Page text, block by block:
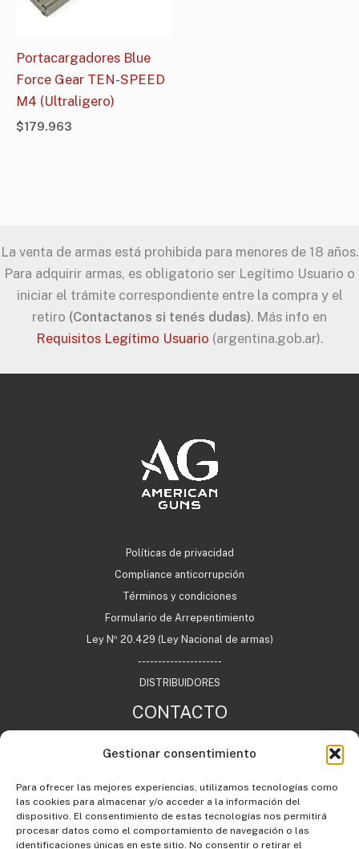
Gestionar consentimiento
Para ofrecer las mejores experiencias, utilizamos tecnologías como
las cookies para almacenar y/o acceder a la información del
dispositivo. El consentimiento de estas tecnologías nos permitirá
procesar datos como el comportamiento de navegación o las
identificaciones únicas en este sitio. No consentir o retirar el
Portacargadores Blue
Force Gear TEN-SPEED
M4 (Ultraligero)
$179.963
La venta de armas está prohibida para menores de 18 años.
Para adquirir armas, es obligatorio ser Legítimo Usuario o
iniciar el trámite correspondiente entre la compra y el
retiro (Contactanos si tenés dudas). Más info en
Requisitos Legítimo Usuario (argentina.gob.ar).
Políticas de privacidad
Compliance anticorrupción
Términos y condiciones
Formulario de Arrepentimiento
Ley Nº 20.429 (Ley Nacional de armas)
---------------------
DISTRIBUIDORES
CONTACTO
info@agargentina.com
Argentina